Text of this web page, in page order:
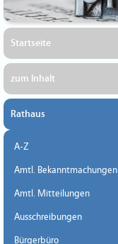
Startseite
zum Inhalt
Rathaus
A-Z
Amtl. Bekanntmachungen
Amtl. Mitteilungen
Ausschreibungen
Bürgerbüro